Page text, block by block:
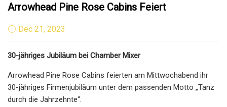
Arrowhead Pine Rose Cabins Feiert
Dec 21, 2023
30-jähriges Jubiläum bei Chamber Mixer
Arrowhead Pine Rose Cabins feierten am Mittwochabend ihr
30-jähriges Firmenjubiläum unter dem passenden Motto „Tanz
durch die Jahrzehnte“.